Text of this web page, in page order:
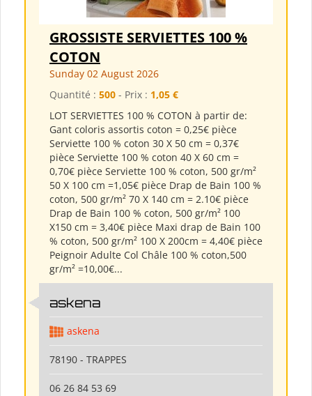
GROSSISTE SERVIETTES 100 %
COTON
Sunday 02 August 2026
Quantité : 500 - Prix : 1,05 €
LOT SERVIETTES 100 % COTON à partir de:
Gant coloris assortis coton = 0,25€ pièce
Serviette 100 % coton 30 X 50 cm = 0,37€
pièce Serviette 100 % coton 40 X 60 cm =
0,70€ pièce Serviette 100 % coton, 500 gr/m²
50 X 100 cm =1,05€ pièce Drap de Bain 100 %
coton, 500 gr/m² 70 X 140 cm = 2.10€ pièce
Drap de Bain 100 % coton, 500 gr/m² 100
X150 cm = 3,40€ pièce Maxi drap de Bain 100
% coton, 500 gr/m² 100 X 200cm = 4,40€ pièce
Peignoir Adulte Col Châle 100 % coton,500
gr/m² =10,00€...
askena
askena
78190 - TRAPPES
06 26 84 53 69